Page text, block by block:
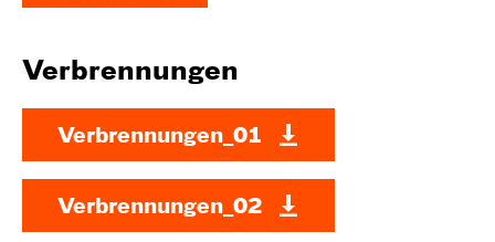
Verbrennungen
Verbrennungen_01
Verbrennungen_02